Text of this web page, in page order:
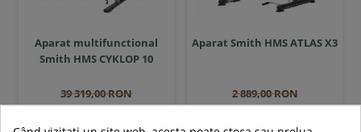
Aparat multifunctional
Smith HMS CYKLOP 10
39 319,00 RON
Aparat Smith HMS ATLAS X3
2 889,00 RON